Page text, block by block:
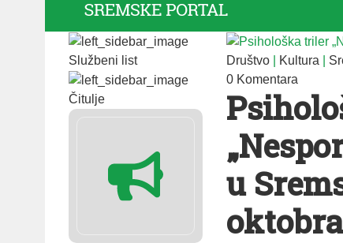
Službeni list
Čitulje
Društvo Kultura
0 Komentara
u
oktobra